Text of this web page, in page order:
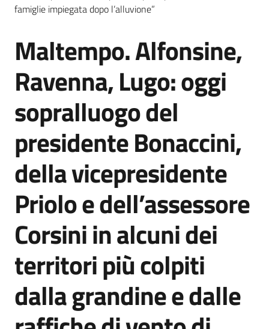
Agenzia
di
informazione
e
comunicazione
Seguici
su
famiglie impiegata dopo l’alluvione”
Salta al contenuto
Maltempo. Alfonsine,
Ravenna, Lugo: oggi
sopralluogo del
presidente Bonaccini,
della vicepresidente
Priolo e dell’assessore
Corsini in alcuni dei
territori più colpiti
dalla grandine e dalle